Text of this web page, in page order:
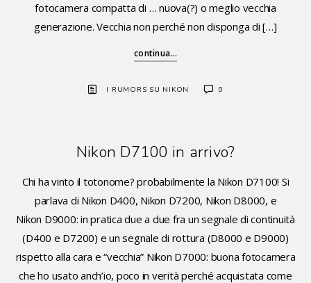
fotocamera compatta di … nuova(?) o meglio vecchia
generazione. Vecchia non perché non disponga di […]
continua...
I RUMORS SU NIKON 0
Nikon D7100 in arrivo?
Chi ha vinto il totonome? probabilmente la Nikon D7100! Si
parlava di Nikon D400, Nikon D7200, Nikon D8000, e
Nikon D9000: in pratica due a due fra un segnale di continuità
(D400 e D7200) e un segnale di rottura (D8000 e D9000)
rispetto alla cara e “vecchia” Nikon D7000: buona fotocamera
che ho usato anch’io, poco in verità perché acquistata come